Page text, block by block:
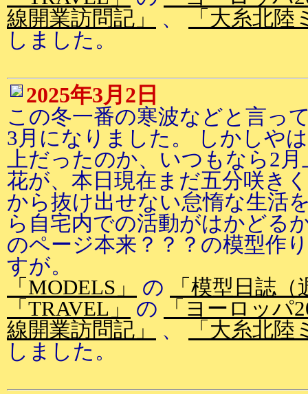
線開業訪問記」
、
「大糸北陸
しました。
2025年3月2日
この冬一番の寒波などと言っ
3月になりました。 しかしや
上だったのか、いつもなら2
花が、本日現在まだ五分咲き
から抜け出せない怠惰な生活
ら自宅内での活動がはかどる
のページ本来？？？の模型作
すが。
「MODELS」
の
「模型日誌
「TRAVEL」
の
「ヨーロッパ
線開業訪問記」
、
「大糸北陸
しました。